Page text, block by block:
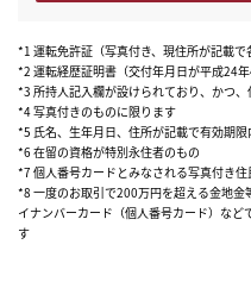
*1 運転免許証（写真付き、現住所が記載で
*2 運転経歴証明書（交付年月日が平成24年
*3 所持人記入欄が設けられており、かつ
*4 写真付きのものに限ります
*5 氏名、生年月日、住所が記載で有効期限
*6 在留の資格が特別永住者のもの
*7 個人番号カードとみなされる写真付き
*8 一度のお取引で200万円を超える金地
イナンバーカード（個人番号カード）な
す